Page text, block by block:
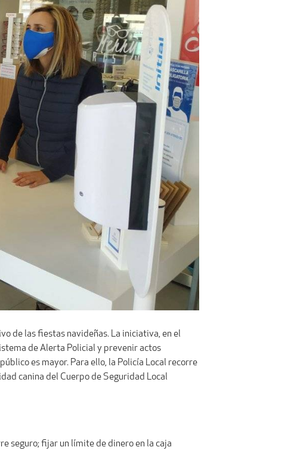
de las fiestas navideñas. La iniciativa, en el
de Alerta Policial y prevenir actos
es mayor. Para ello, la Policía Local recorre
canina del Cuerpo de Seguridad Local
seguro; fijar un límite de dinero en la caja